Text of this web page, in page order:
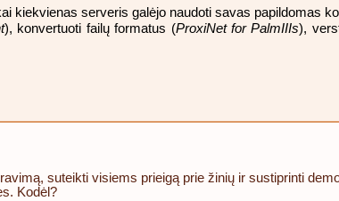
serveris galėjo naudoti savas papildomas
), konvertuoti failų formatus (ProxiNet for PalmIIIs),
suteikti visiems prieigą prie žinių ir sustiprinti
Kodėl?